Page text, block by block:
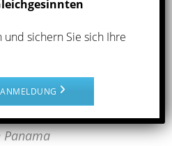
zählt international
gerneIhre
kümmern.
und schön:
Panama
sichern Sie sich Ihre